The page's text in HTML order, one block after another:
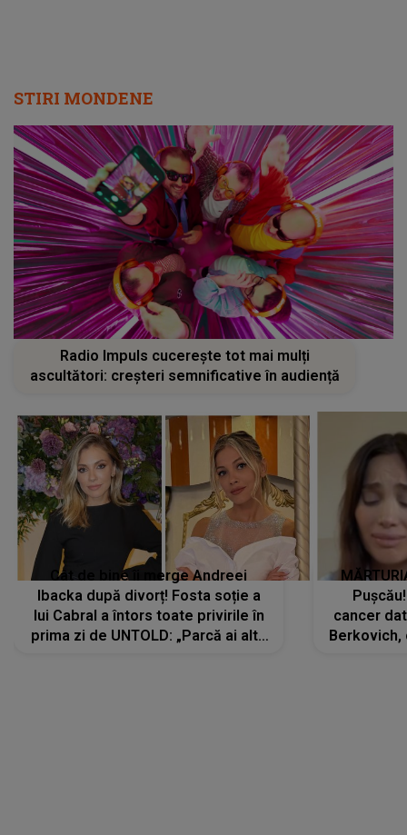
STIRI MONDENE
Radio Impuls cucerește tot mai mulți
ascultători: creșteri semnificative în audiență
Cât de bine îi merge Andreei
Ibacka după divorț! Fosta soție a
lui Cabral a întors toate privirile în
prima zi de UNTOLD: „Parcă ai altă
cancer
Berkovich,